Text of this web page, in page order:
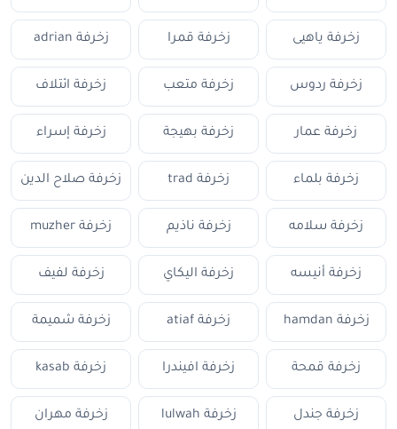
زخرفة ياهيى زخرفة قمرا زخرفة adrian
زخرفة ردوس زخرفة متعب زخرفة ائتلاف
زخرفة عمار زخرفة بهيجة زخرفة إسراء
زخرفة بلماء زخرفة trad زخرفة صلاح الدين
زخرفة سلامه زخرفة ناذيم زخرفة muzher
زخرفة أنيسه زخرفة اليكاي زخرفة لفيف
زخرفة hamdan زخرفة atiaf زخرفة شميمة
زخرفة قمحة زخرفة افيندرا زخرفة kasab
زخرفة جندل زخرفة lulwah زخرفة مهران